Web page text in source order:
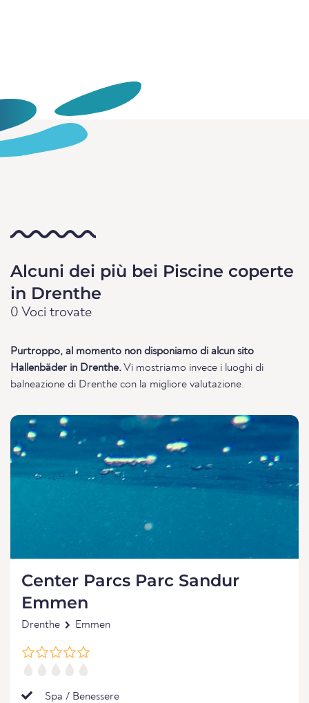
Alcuni dei più bei Piscine coperte
in Drenthe
0 Voci trovate
Purtroppo, al momento non disponiamo di alcun sito
Hallenbäder in Drenthe.Vi mostriamo invece i luoghi di
balneazione di Drenthe con la migliore valutazione.
Center Parcs Parc Sandur
Emmen
Drenthe Emmen
Spa / Benessere